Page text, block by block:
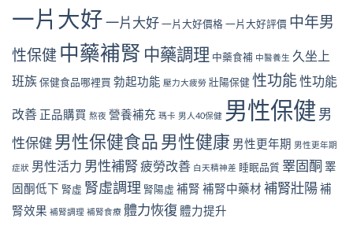
的
勃
危
中
與
活
找
回
硬
度〉
中
真
案
例
解
析
眠
足
勃
起
功
能
嗎？
藥
師
用
門
真
案
解
析
尼
丁
與
功
能
嗎？
藥
用
市
實
案
例
析
胖
一片大好一片大好一片大好價格一片大好評價 中年男
性保健 中藥補腎 中藥調理 中藥食補 中醫養生 久坐上
班族保健食品哪裡買 勃起功能 壓力大疲勞 壯陽保健性功能 性功能
改善 正品購買 熬夜 營養補充 瑪卡 男人40保健 男性保健男
性保健男性保健食品男性健康 男性更年期 男性更年期
症狀 男性活力 男性補腎疲勞改善 白天精神差 睡眠品質 睪固酮 睪
固酮低下 腎虛 腎虛調理 腎陽虛 補腎 補腎中藥材 補腎壯陽補
腎效果 補腎調理 補腎食療 體力恢復體力提升